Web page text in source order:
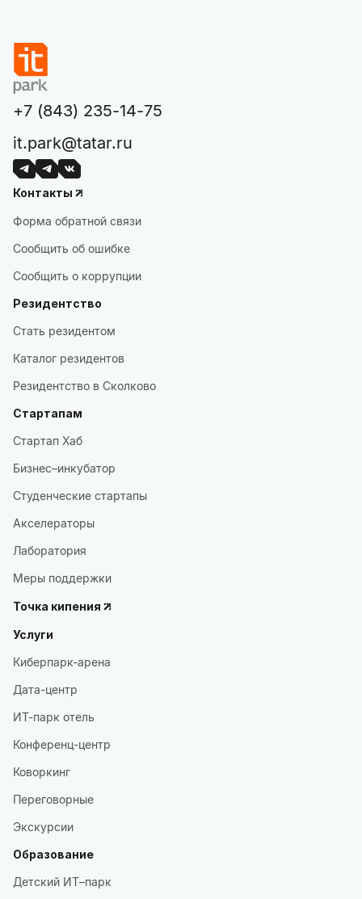
+7 (843) 235-14-75
it.park@tatar.ru
Контакты
Форма обратной связи
Сообщить об ошибке
Сообщить о коррупции
Резидентство
Стать резидентом
Каталог резидентов
Резидентство в Сколково
Стартапам
Стартап Хаб
Бизнес–инкубатор
Студенческие стартапы
Акселераторы
Лаборатория
Меры поддержки
Точка кипения
Услуги
Киберпарк-арена
Дата-центр
ИТ-парк отель
Конференц-центр
Коворкинг
Переговорные
Экскурсии
Образование
Детский ИТ–парк